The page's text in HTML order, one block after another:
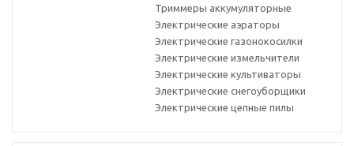
Триммеры аккумуляторные
Электрические аэраторы
Электрические газонокосилки
Электрические измельчители
Электрические культиваторы
Электрические снегоуборщики
Электрические цепные пилы